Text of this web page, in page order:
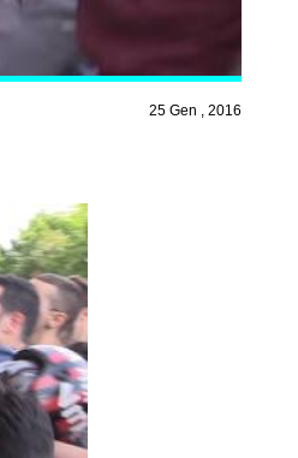
25 Gen , 2016